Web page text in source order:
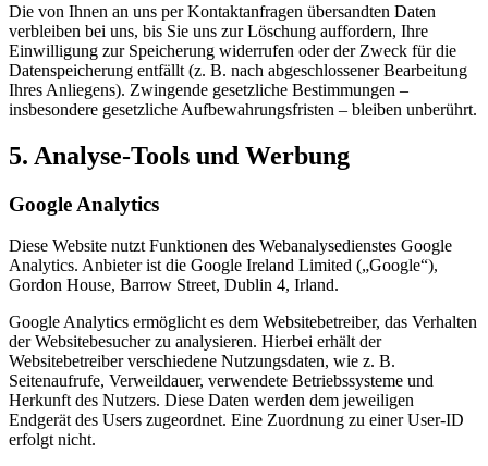
Die von Ihnen an uns per Kontaktanfragen übersandten Daten
verbleiben bei uns, bis Sie uns zur Löschung auffordern, Ihre
Einwilligung zur Speicherung widerrufen oder der Zweck für die
Datenspeicherung entfällt (z. B. nach abgeschlossener Bearbeitung
Ihres Anliegens). Zwingende gesetzliche Bestimmungen –
insbesondere gesetzliche Aufbewahrungsfristen – bleiben unberührt.
5. Analyse-Tools und Werbung
Google Analytics
Diese Website nutzt Funktionen des Webanalysedienstes Google
Analytics. Anbieter ist die Google Ireland Limited („Google“),
Gordon House, Barrow Street, Dublin 4, Irland.
Google Analytics ermöglicht es dem Websitebetreiber, das Verhalten
der Websitebesucher zu analysieren. Hierbei erhält der
Websitebetreiber verschiedene Nutzungsdaten, wie z. B.
Seitenaufrufe, Verweildauer, verwendete Betriebssysteme und
Herkunft des Nutzers. Diese Daten werden dem jeweiligen
Endgerät des Users zugeordnet. Eine Zuordnung zu einer User-ID
erfolgt nicht.